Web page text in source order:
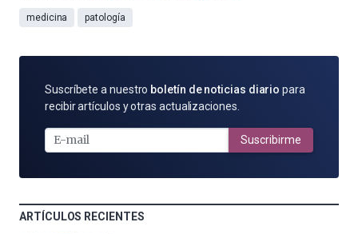
medicina patología
SUSCRÍBETE
POR
MAIL
Suscríbete a nuestro boletín de noticias diario para
recibir artículos y otras actualizaciones.
Suscribirme
ARTÍCULOS RECIENTES